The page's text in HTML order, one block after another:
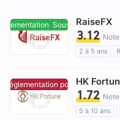
Etiquette
Sous réglementation
RaiseFX
3.12 Note
2 à 5 ans
Etiquette
réglementation pour l'instant.
HK
1.72 Note
5 à 10 ans